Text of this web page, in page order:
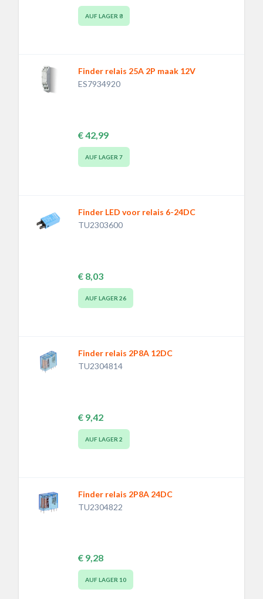
AUF LAGER 8
Finder relais 25A 2P maak 12V
ES7934920
€ 42,99
AUF LAGER 7
Finder LED voor relais 6-24DC
TU2303600
€ 8,03
AUF LAGER 26
Finder relais 2P8A 12DC
TU2304814
€ 9,42
AUF LAGER 2
Finder relais 2P8A 24DC
TU2304822
€ 9,28
AUF LAGER 10